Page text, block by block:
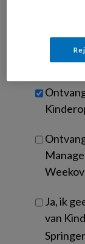
werk
je?
Untitled
Ja, ik
van